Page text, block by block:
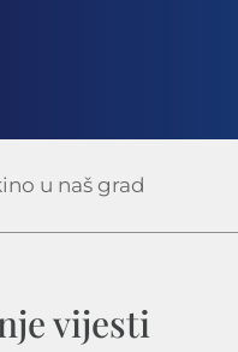
u naš grad
vijesti